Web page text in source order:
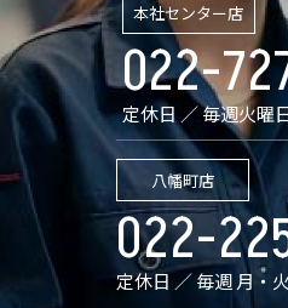
本社センター店
022-
定休日 ／ 毎週火曜
八幡町店
022-
定休日 ／ 毎週 月・